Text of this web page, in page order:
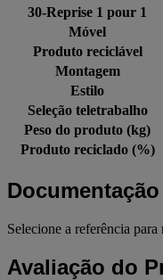
30-Reprise 1 pour 1
Móvel
Produto reciclável
Montagem
Estilo
Seleção teletrabalho
Peso do produto (kg)
Produto reciclado (%)
Documentação
Selecione a referência
Avaliação do